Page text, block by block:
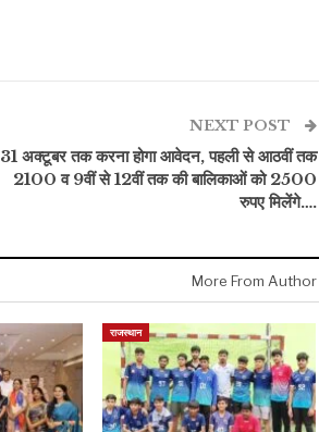
NEXT POST
31 अक्टूबर तक करना होगा आवेदन, पहली से आठवीं तक
2100 व 9वीं से 12वीं तक की बालिकाओं को 2500
रुपए मिलेंगे….
More From Author
राजस्थान